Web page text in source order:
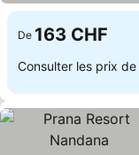
De 163 CHF
Consulter les prix de